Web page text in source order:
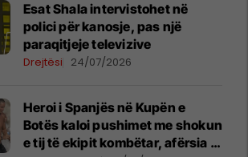
Esat Shala intervistohet në
polici për kanosje, pas një
paraqitjeje televizive
Drejtësi 24/07/2026
Heroi i Spanjës në Kupën e
Botës kaloi pushimet me shokun
e tij të ekipit kombëtar, afërsia e